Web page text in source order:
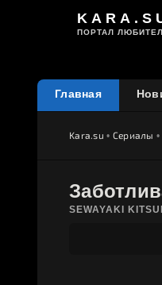
ПОРТАЛ
Главная
Kara.su • Сериалы
SEWAYAKI